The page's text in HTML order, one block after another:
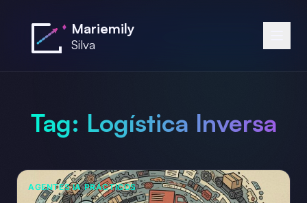
Mariemily
Silva
Tag: Logística Inversa
AGENTES IA PRÁCTICOS